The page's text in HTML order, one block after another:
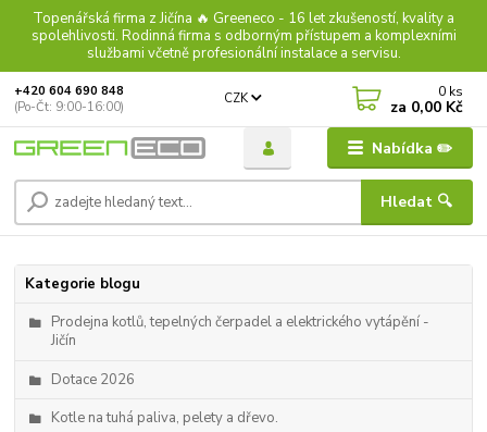
Topenářská firma z Jičína 🔥 Greeneco - 16 let zkušeností, kvality a
spolehlivosti. Rodinná firma s odborným přístupem a komplexními
službami včetně profesionální instalace a servisu.
Nabídka ✏️
CZK
Hledat 🔍
+420 604 690 848
(Po-Čt: 9:00-16:00)
0 ks
za 0,00 Kč
Kategorie blogu
Prodejna kotlů, tepelných čerpadel a elektrického vytápění -
Jičín
Dotace 2026
Kotle na tuhá paliva, pelety a dřevo.